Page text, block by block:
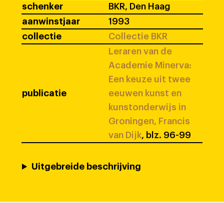
schenker
BKR, Den Haag
aanwinstjaar
1993
collectie
Collectie BKR
publicatie
Leraren van de
Academie Minerva:
Een keuze uit twee
eeuwen kunst en
kunstonderwijs in
Groningen, Francis
van Dijk, blz. 96-99
Uitgebreide beschrijving